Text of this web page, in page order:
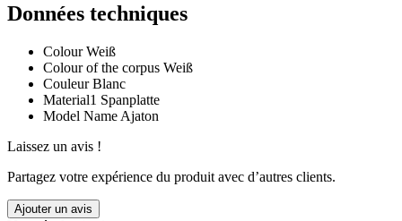
Données techniques
Colour Weiß
Colour of the corpus Weiß
Couleur Blanc
Material1 Spanplatte
Model Name Ajaton
Laissez un avis !
Partagez votre expérience du produit avec d’autres clients.
Ajouter un avis